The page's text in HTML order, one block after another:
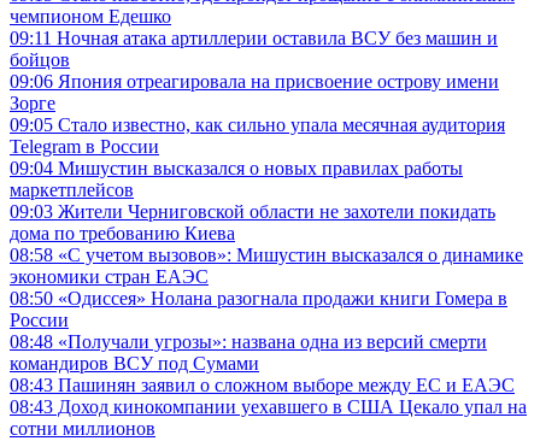
чемпионом Едешко
09:11 Ночная атака артиллерии оставила ВСУ без машин и
бойцов
09:06 Япония отреагировала на присвоение острову имени
Зорге
09:05 Стало известно, как сильно упала месячная аудитория
Telegram в России
09:04 Мишустин высказался о новых правилах работы
маркетплейсов
09:03 Жители Черниговской области не захотели покидать
дома по требованию Киева
08:58 «С учетом вызовов»: Мишустин высказался о динамике
экономики стран ЕАЭС
08:50 «Одиссея» Нолана разогнала продажи книги Гомера в
России
08:48 «Получали угрозы»: названа одна из версий смерти
командиров ВСУ под Сумами
08:43 Пашинян заявил о сложном выборе между ЕС и ЕАЭС
08:43 Доход кинокомпании уехавшего в США Цекало упал на
сотни миллионов